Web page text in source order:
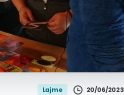
Lajme 20/06/2023